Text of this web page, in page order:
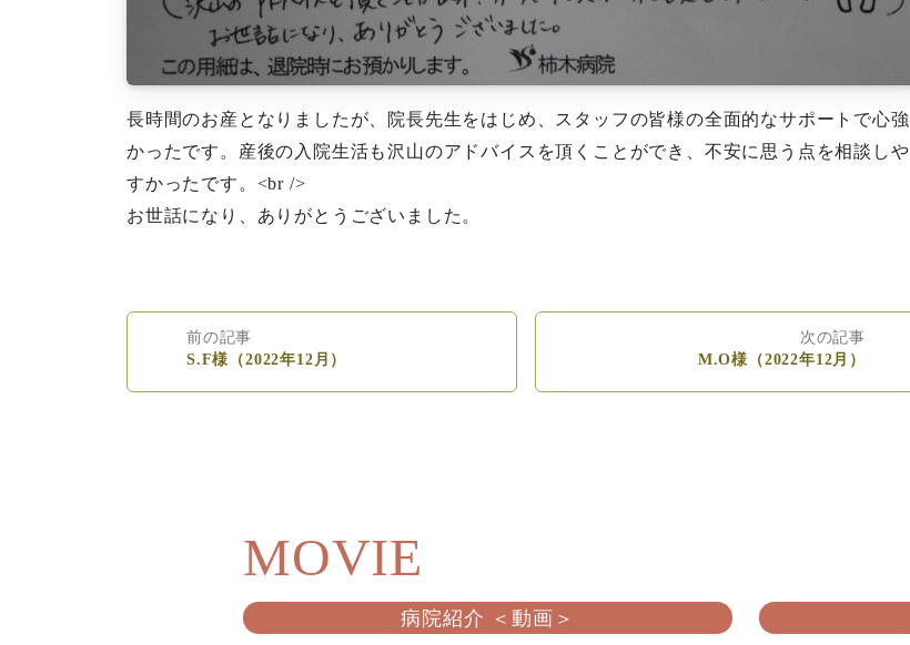
長時間のお産となりましたが、院長先生をはじめ、スタッフの皆様の全面的なサポートで心強
かったです。産後の入院生活も沢山のアドバイスを頂くことができ、不安に思う点を相談しや
すかったです。<br />
お世話になり、ありがとうございました。
前の記事
S.F様（2022年12月）
次の記事
M.O様（2022年12月）
MOVIE
病院紹介 ＜動画＞